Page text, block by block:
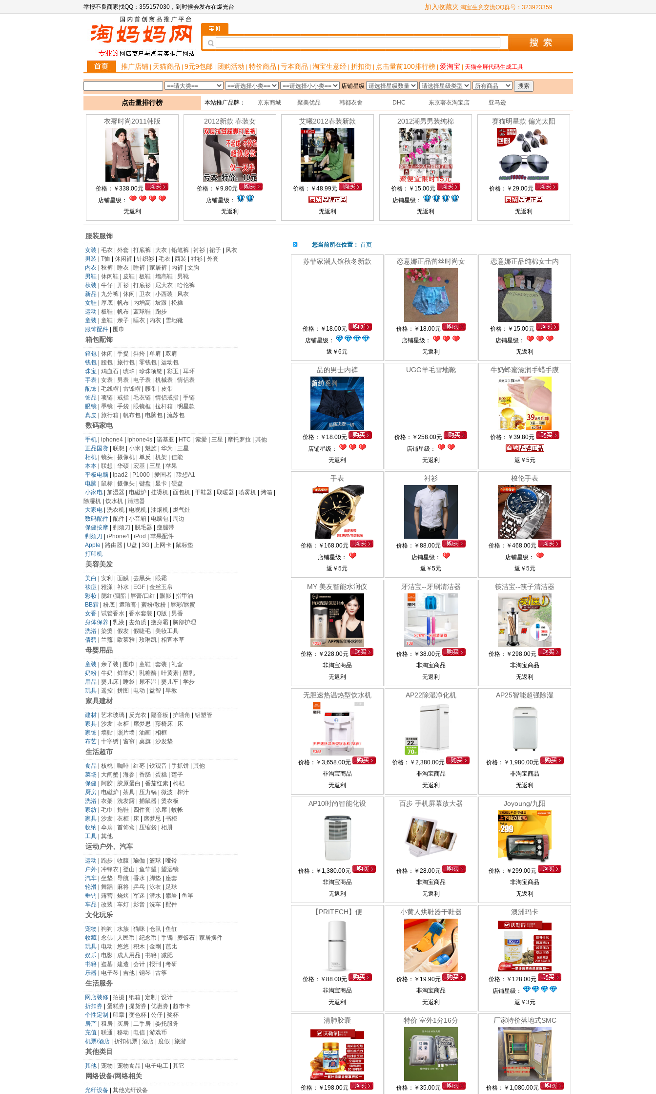
举报不良商家找QQ：355157030，到时候会发布在爆光台 加入收藏夹 淘宝生意交流QQ群号：323923359
推广店铺 天猫商品 9元9包邮 团购活动 特价商品 亏本商品 淘宝生意经 折扣街 点击量前100排行榜 爱淘宝 天猫全屏代码生成工具
店铺星级
点击量排行榜 本站推广品牌： 京东商城 聚美优品 韩都衣舍 DHC 东京著衣淘宝店 亚马逊
衣馨时尚2011韩版
价格： ￥ 338.00元
店铺星级：
无返利
2012新款 春装女
价格： ￥ 9.80元
店铺星级：
无返利
艾曦2012春装新款
价格： ￥ 48.99元
无返利
2012潮男男装纯棉
价格： ￥ 15.00元
店铺星级：
无返利
赛猫明星款 偏光太阳
价格： ￥ 29.00元
无返利
服装服饰
女装 毛衣| 外套 打底裤| 大衣| 铅笔裤| 衬衫| 裙子|
风衣
男装
T恤 休闲裤| 针织衫| 毛衣| 西装 衬衫| 外套
内衣| 秋裤| 睡衣| 睡裤| 家居裤| 内裤| 文胸
男鞋| 休闲鞋| 皮鞋| 板鞋| 增高鞋|
男靴
秋装
牛仔| 开衫| 打底衫| 尼大衣| 哈伦裤
新品| 九分裤| 休闲 卫衣| 小西装
风衣
女鞋| 厚底| 帆布| 内增高| 坡跟
松糕
运动
板鞋| 帆布| 蓝球鞋|
跑步
童装
童鞋| 亲子| 睡衣| 内衣|
雪地靴
服饰配件| 围巾
箱包配饰
箱包| 休闲 手提 斜挎| 单肩
双肩
钱包| 腰包| 旅行包| 零钱包| 运动包
珠宝
鸡血石| 琥珀 珍珠项链| 彩玉
耳环
手表| 女表| 男表| 电子表| 机械表|情侣表
配饰| 毛线帽| 雷锋帽| 腰带|
皮带
饰品| 项链| 戒指| 毛衣链|情侣戒指| 手链
眼镜| 墨镜| 手袋| 眼镜框| 拉杆箱
明星款
真皮
旅行箱 帆布包| 电脑包| 流苏包
数码家电
手机| iphone4| iphone4s| 诺基亚 HTC 索爱| 三星 摩托罗拉| 其他
正品国货| 联想 小米| 魅族| 华为
三星
相机| 镜头| 摄像机| 单反 机架
佳能
本本| 联想 华硕 宏基| 三星
苹果
平板电脑
ipad2 P1000| 爱国者| 联想A1
电脑
鼠标| 摄像头| 键盘 显卡| 硬盘
小家电| 加湿器 电磁炉| 挂烫机| 面包机| 干鞋器 取暖器 喷雾机| 烤箱
除湿机| 饮水机| 清洁器
大家电| 洗衣机| 电视机| 油烟机| 燃气灶
数码配件| 配件| 小音箱 电脑包|
周边
保健按摩| 剃须刀 脱毛器
瘦腿带
剃须刀
iPhone4| iPod
苹果配件
Apple
路由器 U盘 3G| 上网卡|
鼠标垫
打印机
美容美发
美白 安利 面膜| 去黑头|
眼霜
祛痘
雅漾 补水| EGF| 金丝玉帛
彩妆| 腮红/胭脂| 唇膏/口红 眼影| 指甲油
BB霜| 粉底| 遮瑕膏| 蜜粉/散粉|
唇彩/唇蜜
女香| 试管香水| 香水套装 Q版
男香
身体保养| 乳液 去角质| 瘦身霜|
胸部护理
洗浴| 染烫 假发| 假睫毛| 美妆工具
倩碧| 兰蔻| 欧莱雅| 玫琳凯| 相宜本草
母婴用品
童装 亲子装 围巾 童鞋| 套装
礼盒
奶粉| 牛奶 鲜羊奶 乳糖酶| 叶黄素| 酵乳
用品| 婴儿床| 睡袋| 尿不湿| 婴儿车| 学步
玩具| 遥控| 拼图 电动 益智| 早教
家具建材
建材| 艺术玻璃| 反光衣| 隔音板 护墙角
铝塑管
家具| 沙发| 衣柜| 席梦思 藤椅床|
床
家饰| 墙贴| 照片墙| 油画| 相框
布艺| 十字绣| 窗帘| 桌旗| 沙发垫
生活超市
食品| 核桃| 咖啡| 红枣| 铁观音| 手抓饼| 其他
菜场| 大闸蟹 海参 香肠| 蛋糕| 莲子
保健
阿胶| 胶原蛋白 番茄红素| 枸杞
厨房| 电磁炉| 茶具| 压力锅| 微波
榨汁
洗浴| 衣架 洗发露| 捕鼠器
烫衣板
家纺| 毛巾 拖鞋| 四件套 凉席| 蚊帐
家具| 沙发| 衣柜| 床| 席梦思
书柜
收纳
伞扇 首饰盒 压缩袋| 相册
工具| 其他
运动户外、汽车
运动 跑步| 收腹 瑜伽 篮球| 哑铃
户外| 冲锋衣| 登山 鱼竿望
望远镜
汽车| 坐垫| 导航| 香水| 脚垫|
座套
轮滑| 舞蹈| 麻将| 乒乓| 泳衣|
足球
垂钓
露营| 烧烤| 军迷 潜水| 攀岩| 鱼竿
车品| 改装 车灯| 影音| 洗车| 配件
文化玩乐
宠物 狗狗 水族| 猫咪| 仓鼠| 鱼缸
收藏| 念佛| 人民币 纪念币 手镯| 麦饭石| 家居摆件
玩具| 电动 悠悠| 积木| 金刚
芭比
娱乐| 电影| 成人用品 书籍| 减肥
书籍| 盗墓| 建造 会计| 报刊
考研
乐器| 电子琴| 吉他| 钢琴| 古筝
生活服务
网店装修| 拍摄| 纸箱 定制
设计
折扣券| 蛋糕券| 提货券| 优惠劵|
超市卡
个性定制
印章| 变色杯| 公仔| 奖杯
房产| 租房| 买房| 二手房| 委托服务
充值
联通 移动 电信| 游戏币
机票/酒店| 折扣机票| 酒店| 度假 旅游
其他类目
其他| 宠物 宠物食品 电子电工| 其它
网络设备/网络相关
光纤设备| 其他光纤设备
您当前所在位置： 首页
苏菲家潮人馆秋冬新款
价格： ￥ 18.00元
店铺星级：
返 ￥ 6元
恋意娜正品蕾丝时尚女
价格： ￥ 18.00元
店铺星级：
无返利
恋意娜正品纯棉女士内
价格： ￥ 15.00元
店铺星级：
无返利
品的男士内裤
价格： ￥ 18.00元
店铺星级：
无返利
UGG羊毛雪地靴
价格： ￥ 258.00元
店铺星级：
无返利
牛奶蜂蜜滋润手蜡手膜
价格： ￥ 39.80元
返 ￥ 5元
手表
价格： ￥ 168.00元
店铺星级：
返 ￥ 5元
衬衫
价格： ￥ 88.00元
店铺星级：
返 ￥ 5元
梭伦手表
价格： ￥ 468.00元
店铺星级：
返 ￥ 5元
MY 美友智能水润仪
价格： ￥ 228.00元
非淘宝商品
无返利
牙洁宝--牙刷清洁器
价格： ￥ 38.00元
非淘宝商品
无返利
筷洁宝--筷子清洁器
价格： ￥ 298.00元
非淘宝商品
无返利
无胆速热温热型饮水机
价格： ￥ 3,658.00元
非淘宝商品
无返利
AP22除湿净化机
价格： ￥ 2,380.00元
非淘宝商品
无返利
AP25智能超强除湿
价格： ￥ 1,980.00元
非淘宝商品
无返利
AP10时尚智能化设
价格： ￥ 1,380.00元
非淘宝商品
无返利
百步 手机屏幕放大器
价格： ￥ 28.00元
非淘宝商品
无返利
Joyoung/九阳
价格： ￥ 299.00元
非淘宝商品
无返利
【PRITECH】便
价格： ￥ 88.00元
非淘宝商品
无返利
小黄人烘鞋器干鞋器
价格： ￥ 19.90元
非淘宝商品
无返利
澳洲玛卡
价格： ￥ 128.00元
店铺星级：
返 ￥ 3元
清肺胶囊
价格： ￥ 198.00元
特价 室外1分16分
价格： ￥ 35.00元
厂家特价落地式SMC
价格： ￥ 1,080.00元